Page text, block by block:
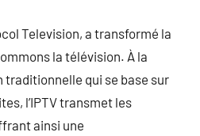
Television, a transformé la
la télévision. À la
qui se base sur
l’IPTV transmet les
ainsi une